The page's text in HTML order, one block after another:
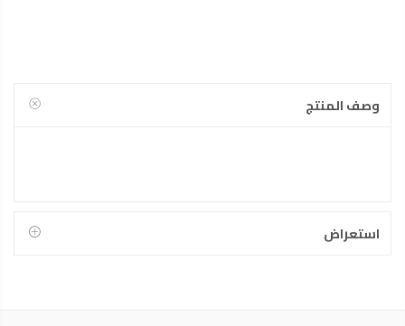
وصف المنتج
استعراض